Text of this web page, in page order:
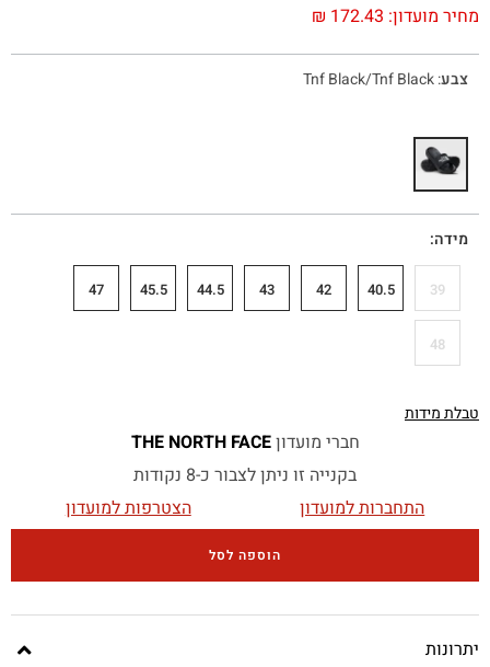
מחיר מועדון: ₪ 172.43
צבע:
Tnf Black/Tnf Black
מידה
39
40.5
42
43
44.5
45.5
47
48
טבלת מידות
חברי מועדוןTHE NORTH FACE
בקנייה זו ניתן לצבור כ-8 נקודות
התחברות למועדון
הצטרפות למועדון
הוספה לסל
יתרונות